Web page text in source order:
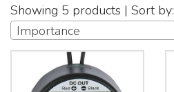
Showing 5 products | Sort by:
Importance